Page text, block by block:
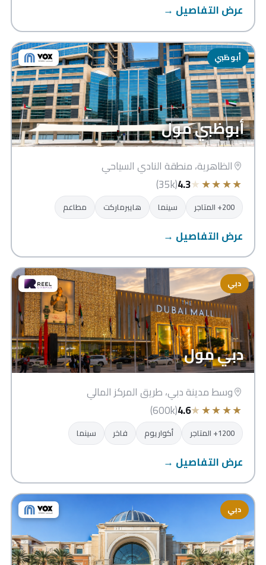
عرض التفاصيل →
أبوظبي
أبوظبي مول
الظاهرية، منطقة النادي السياحي
★
★
★
★
★
4.3
(35k)
200+ المتاجر سينما هايبرماركت مطاعم
عرض التفاصيل →
دبي
دبي مول
وسط مدينة دبي، طريق المركز المالي
★
★
★
★
★
4.6
(600k)
1200+ المتاجر أكواريوم فاخر سينما
عرض التفاصيل →
دبي